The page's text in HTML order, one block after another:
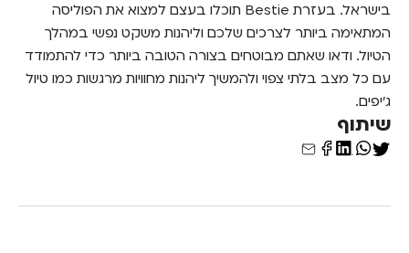
בישראל.
בעזרת Bestie תוכלו בעצם למצוא את הפוליסה
המתאימה ביותר לצרכים שלכם וליהנות משקט נפשי במהלך
הטיול. ודאו שאתם מבוטחים בצורה הטובה ביותר כדי להתמודד
עם כל מצב בלתי צפוי ולהמשיך ליהנות מחוויות מרגשות כמו טיול
ג'יפים.
שיתוף